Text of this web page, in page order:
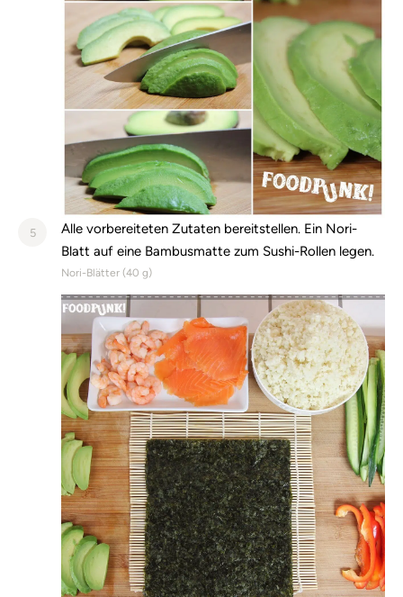
5
Alle vorbereiteten Zutaten bereitstellen. Ein Nori-
Blatt auf eine Bambusmatte zum Sushi-Rollen legen.
Nori-Blätter (40 g)